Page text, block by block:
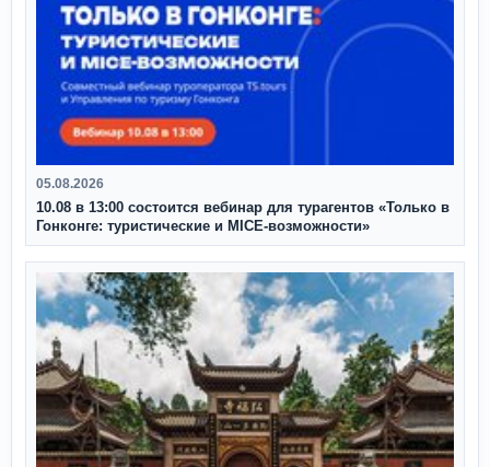
05.08.2026
10.08 в 13:00 состоится вебинар для турагентов «Только в
Гонконге: туристические и MICE-возможности»